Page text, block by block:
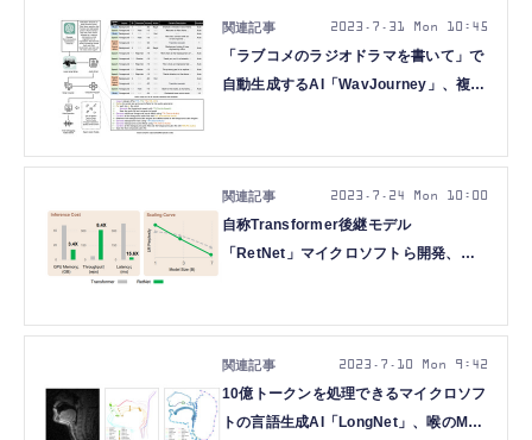
「ラブコメのラジオドラマを書いて」で
自動生成するAI「WavJourney」、複数
を解説（生成AIウィークリー）
2023.7.31 Mon 10:45
自称Transformer後継モデル
「RetNet」マイクロソフトら開発、脳
解説（生成AIウィークリー）
2023.7.24 Mon 10:00
10億トークンを処理できるマイクロソフ
トの言語生成AI「LongNet」、喉のMRI
2023.7.10 Mon 9:42